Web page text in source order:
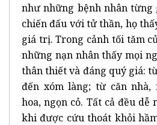
như những bệnh nhân
chiến đấu với tử thần, họ
giá trị. Trong cảnh tối tăm
những nạn nhân thấy mọi
thân thiết và đáng quý giá:
đến xóm làng; từ căn nhà,
hoa, ngọn cỏ. Tất cả đều dễ
khi được cứu thoát khỏi